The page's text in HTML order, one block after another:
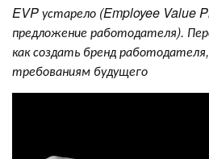
EVPустарело (Employee Value
предложение работодателя).
как создать бренд
требованиям будущего